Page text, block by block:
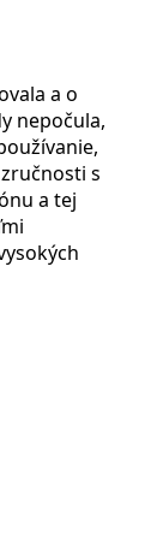
a o
nepočula,
s
a tej